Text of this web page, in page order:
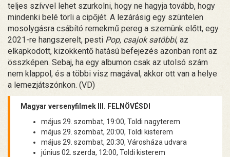
teljes szívvel lehet szurkolni, hogy ne hagyja tovább, hogy
mindenki belé törli a cipőjét. A lezárásig egy szüntelen
mosolygásra csábító remekmű pereg a szemünk előtt, egy
2021-re hangszerelt, pesti Pop, csajok satöbbi, az
elkapkodott, kizökkentő hatású befejezés azonban ront az
összképen. Sebaj, ha egy albumon csak az utolsó szám
nem klappol, és a többi visz magával, akkor ott van a helye
a lemezjátszónkon. (VD)
Magyar versenyfilmek III. FELNÖVÉSDI
május 29. szombat, 19:00, Toldi nagyterem
május 29. szombat, 20:00, Toldi kisterem
május 29. szombat, 20:30, Városháza udvara
június 02. szerda, 12:00, Toldi kisterem